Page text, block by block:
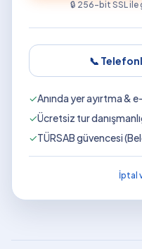
🔒 256-bit SSL ile
📞
✓Anında yer ayırtma &
✓Ücretsiz tur
✓TÜRSAB güvencesi
İptal